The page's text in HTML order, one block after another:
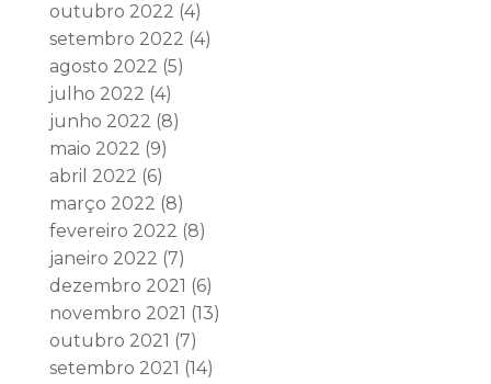
outubro 2022 (4)
setembro 2022 (4)
agosto 2022 (5)
julho 2022 (4)
junho 2022 (8)
maio 2022 (9)
abril 2022 (6)
março 2022 (8)
fevereiro 2022 (8)
janeiro 2022 (7)
dezembro 2021 (6)
novembro 2021 (13)
outubro 2021 (7)
setembro 2021 (14)